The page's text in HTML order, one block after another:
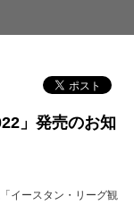
」発売のお知
イースタン・リーグ観